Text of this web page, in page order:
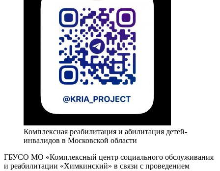
Комплексная реабилитация и абилитация детей-
инвалидов в Московской области
ГБУСО МО «Комплексный центр социального обслуживания
и реабилитации «Химкинский» в связи с проведением